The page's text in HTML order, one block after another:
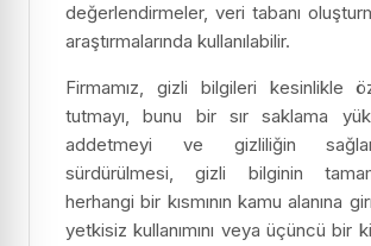
değerlendirmeler, veri tabanı
araştırmalarında kullanılabilir.
Firmamız, gizli bilgileri kesinlikle
tutmayı, bunu bir sır saklama
addetmeyi ve gizliliğin
sürdürülmesi, gizli bilginin
herhangi bir kısmının kamu alanına
yetkisiz kullanımını veya üçüncü bir